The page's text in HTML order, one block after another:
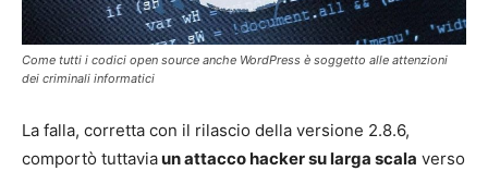
Come tutti i codici open source anche WordPress è soggetto alle attenzioni
dei criminali informatici
La falla, corretta con il rilascio della versione 2.8.6,
comportò tuttaviaun attacco hacker su larga scala verso